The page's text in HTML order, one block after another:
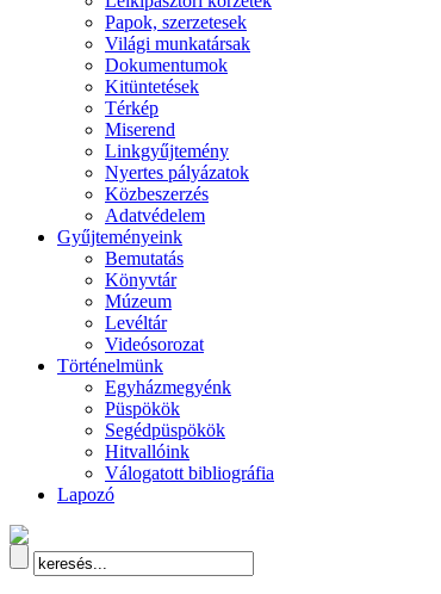
Papok, szerzetesek
Világi munkatársak
Dokumentumok
Kitüntetések
Térkép
Miserend
Linkgyűjtemény
Nyertes pályázatok
Közbeszerzés
Adatvédelem
Gyűjteményeink
Bemutatás
Könyvtár
Múzeum
Levéltár
Videósorozat
Történelmünk
Egyházmegyénk
Püspökök
Segédpüspökök
Hitvallóink
Válogatott bibliográfia
Lapozó